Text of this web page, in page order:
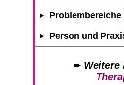
Person und
➨ Weitere